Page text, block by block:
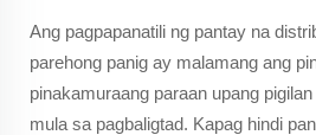
Ang pagpapanatili ng pantay na
parehong panig ay malamang ang
pinakamuraang paraan upang
mula sa pagbaligtad. Kapag hindi